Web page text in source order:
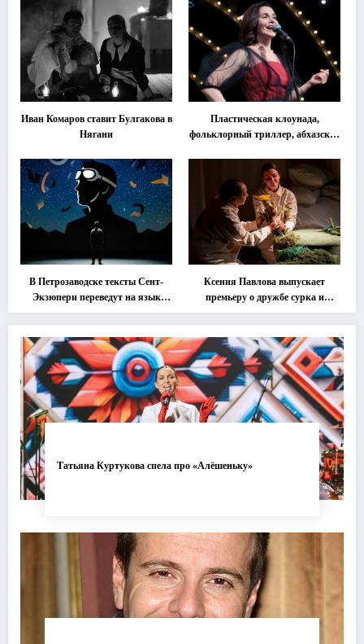
Иван Комаров ставит Булгакова в
Нягани
Пластическая клоунада,
фольклорный триллер, абхазская
втором этапе фестиваля
«Монокль»
В Петрозаводске тексты Сент-
Экзюпери переведут на язык
современной хореографии
Ксения Павлова выпускает
премьеру о дружбе сурка и
одуванчика
Татьяна Куртукова спела про «Алёшеньку»